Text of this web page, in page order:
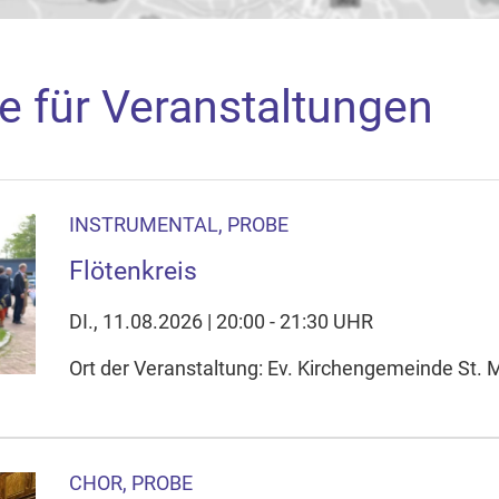
akzeptieren Sie, dass die Anwendung Google Maps beim
Gerät setzt, z.B. zwecks Reichweitenmessung und
für Veranstaltungen
INSTRUMENTAL, PROBE
Flötenkreis
DI., 11.08.2026 | 20:00 - 21:30 UHR
Ort der Veranstaltung: Ev. Kirchengemeinde St.
CHOR, PROBE